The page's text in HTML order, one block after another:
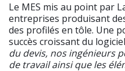
Le MES mis au point par
entreprises produisant
des profilés en tôle. Une
succès croissant du
du devis, nos ingénieurs
de travail ainsi que les